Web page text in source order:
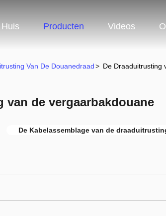
Huis Producten Videos
Van De Douanedraad> De Draaduitrusting
van de vergaarbakdouane
De Kabelassemblage van de